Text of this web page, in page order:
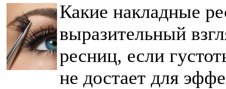
Какие накладные
выразительный
ресниц, если
не достает для